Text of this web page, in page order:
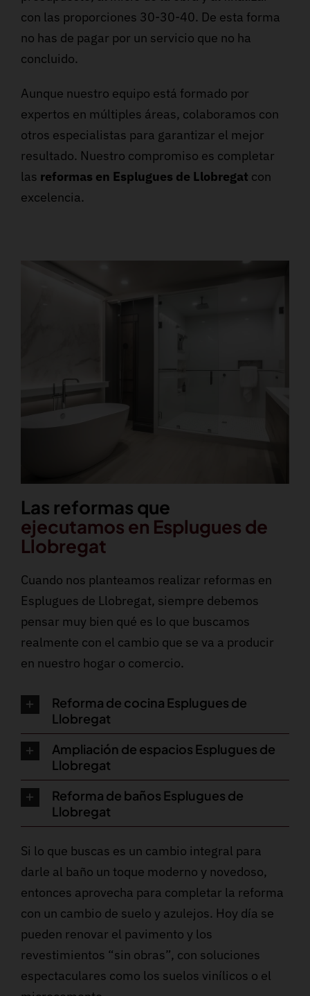
con las proporciones 30-30-40. De esta forma
no has de pagar por un servicio que no ha
concluido.
Aunque nuestro equipo está formado por
expertos en múltiples áreas, colaboramos con
otros especialistas para garantizar el mejor
resultado. Nuestro compromiso es completar
las reformas en Esplugues de Llobregat con
excelencia.
Las reformas que
ejecutamos en Esplugues de
Llobregat
Cuando nos planteamos realizar reformas en
Esplugues de Llobregat, siempre debemos
pensar muy bien qué es lo que buscamos
realmente con el cambio que se va a producir
en nuestro hogar o comercio.
Reforma de cocina Esplugues de
Llobregat
Ampliación de espacios Esplugues de
Llobregat
Reforma de baños Esplugues de
Llobregat
Si lo que buscas es un cambio integral para
darle al baño un toque moderno y novedoso,
entonces aprovecha para completar la reforma
con un cambio de suelo y azulejos. Hoy día se
pueden renovar el pavimento y los
revestimientos “sin obras”, con soluciones
espectaculares como los suelos vinílicos o el